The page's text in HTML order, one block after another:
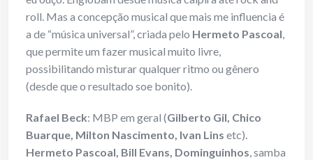
roll. Mas a concepção musical que mais me influencia é
a de “música universal”, criada pelo Hermeto Pascoal,
que permite um fazer musical muito livre,
possibilitando misturar qualquer ritmo ou gênero
(desde que o resultado soe bonito).
Rafael Beck: MBP em geral (Gilberto Gil, Chico
Buarque, Milton Nascimento, Ivan Lins etc).
Hermeto Pascoal, Bill Evans, Dominguinhos, samba